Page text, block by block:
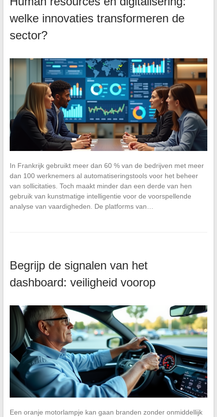
welke innovaties transformeren de
sector?
In Frankrijk gebruikt meer dan 60 % van de bedrijven met meer
dan 100 werknemers al automatiseringstools voor het beheer
van sollicitaties. Toch maakt minder dan een derde van hen
gebruik van kunstmatige intelligentie voor de voorspellende
analyse van vaardigheden. De platforms van…
Begrijp de signalen van het
dashboard: veiligheid voorop
Een oranje motorlampje kan gaan branden zonder onmiddellijk